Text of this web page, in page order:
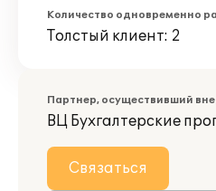
Количество одновременно
Толстый клиент: 2
Партнер, осуществивший
ВЦ Бухгалтерские
Связаться